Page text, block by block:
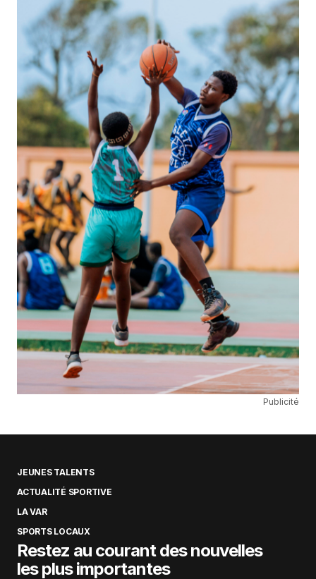
Publicité
JEUNES TALENTS
ACTUALITÉ SPORTIVE
LA VAR
SPORTS LOCAUX
Restez au courant des nouvelles
les plus importantes